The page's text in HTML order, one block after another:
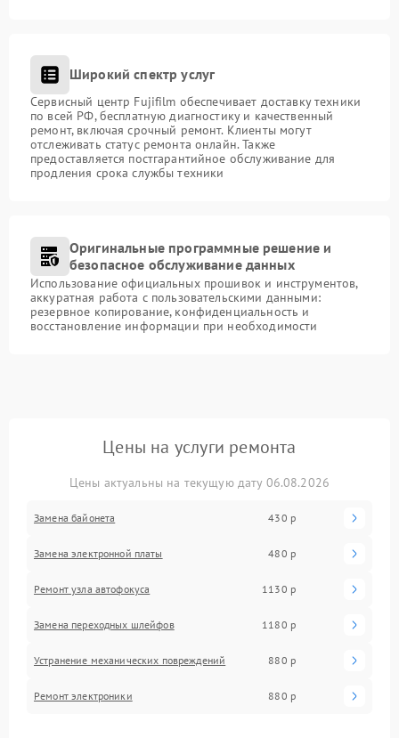
Широкий спектр услуг
Сервисный центр Fujifilm обеспечивает доставку техники
по всей РФ, бесплатную диагностику и качественный
ремонт, включая срочный ремонт. Клиенты могут
отслеживать статус ремонта онлайн. Также
предоставляется постгарантийное обслуживание для
продления срока службы техники
Оригинальные программные решение и
безопасное обслуживание данных
Использование официальных прошивок и инструментов,
аккуратная работа с пользовательскими данными:
резервное копирование, конфиденциальность и
восстановление информации при необходимости
Цены на услуги ремонта
Цены актуальны на текущую дату 06.08.2026
Замена байонета 430 р
Замена электронной платы 480 р
Ремонт узла автофокуса 1130 р
Замена переходных шлейфов 1180 р
Устранение механических повреждений 880 р
Ремонт электроники 880 р